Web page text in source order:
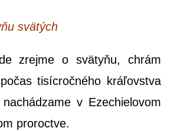
svätých
zrej­me o svä­ty­ňu, chrám
tisíc­roč­né­ho krá­ľov­stva
v Eze­chie­lo­vom
proroctve.